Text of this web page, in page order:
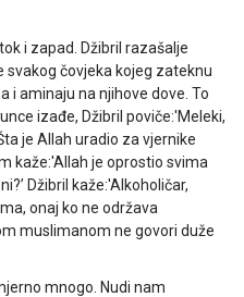
i zapad. Džibril razašalje
svakog čovjeka kojeg zateknu
i aminaju na njihove dove. To
izađe, Džibril poviče:'Meleki,
je Allah uradio za vjernike
kaže:'Allah je oprostio svima
Džibril kaže:'Alkoholičar,
onaj ko ne održava
muslimanom ne govori duže
mnogo. Nudi nam